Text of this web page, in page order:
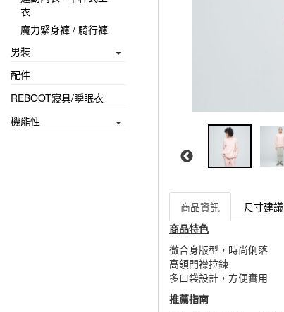
衣
魔力緊身褲 / 騎行褲
男裝
配件
REBOOT寢具/瞬眠衣
機能性
商品資訊
尺寸建議
商品特色
微合身版型，時尚俐落
高領門襟拉鍊
多口袋設計，方便實用
推薦指南